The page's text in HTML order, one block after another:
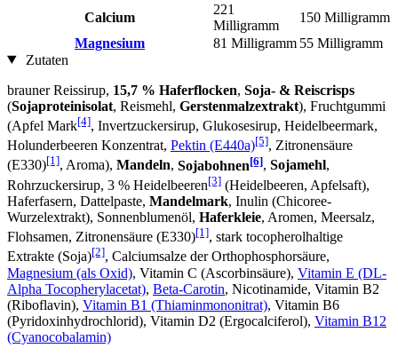
Calcium
221
Milligramm
150 Milligramm
Magnesium
81 Milligramm 55 Milligramm
Zutaten
brauner Reissirup, 15,7 % Haferflocken, Soja- & Reiscrisps
(Sojaproteinisolat, Reismehl, Gerstenmalzextrakt), Fruchtgummi
(Apfel Mark[4], Invertzuckersirup, Glukosesirup, Heidelbeermark,
Holunderbeeren Konzentrat, Pektin (E440a)[5], Zitronensäure
(E330)[1], Aroma), Mandeln, Sojabohnen[6], Sojamehl,
Rohrzuckersirup, 3 % Heidelbeeren[3] (Heidelbeeren, Apfelsaft),
Haferfasern, Dattelpaste, Mandelmark, Inulin (Chicoree-
Wurzelextrakt), Sonnenblumenöl, Haferkleie, Aromen, Meersalz,
Flohsamen, Zitronensäure (E330)[1], stark tocopherolhaltige
Extrakte (Soja)[2], Calciumsalze der Orthophosphorsäure,
Magnesium (als Oxid), Vitamin C (Ascorbinsäure), Vitamin E (DL-
Alpha Tocopherylacetat), Beta-Carotin, Nicotinamide, Vitamin B2
(Riboflavin), Vitamin B1 (Thiaminmononitrat), Vitamin B6
(Pyridoxinhydrochlorid), Vitamin D2 (Ergocalciferol), Vitamin B12
(Cyanocobalamin)